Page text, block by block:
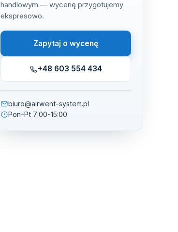
handlowym — wycenę przygotujemy
ekspresowo.
Zapytaj o wycenę
+48 603 554 434
biuro@airwent-system.pl
Pon-Pt 7:00-15:00